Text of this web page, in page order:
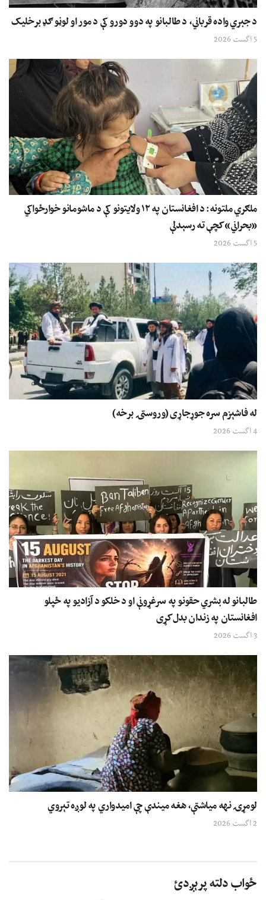
د جبري واده قرباني، د طالبانو په دوو دورو کې د مور او لوڼو ګډ برخلیک
5 اگست 2026
ملګري ملتونه: د افغانستان په ۱۲ ولایتونو کې د ماشومانو خوارځواکي
«بحراني» کچې ته رسېدلې
5 اگست 2026
له فاشېزم سره جوړجاړی (وروستۍ برخه)
4 اگست 2026
طالبانو له بشري حقونو په سرغړونې او د خلکو د آزادیو په ځپلو
افغانستان په زندان بدل کړی
3 اگست 2026
لومړۍ نهه میاشتې، هغه میندې چې امیدواري په لوږه تېروي
2 اگست 2026
ځواب دلته پرېږدئ